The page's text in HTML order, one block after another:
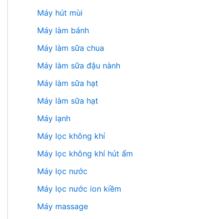
Máy hút mùi
Máy làm bánh
Máy làm sữa chua
Máy làm sữa đậu nành
Máy làm sữa hạt
Máy làm sữa hạt
Máy lạnh
Máy lọc không khí
Máy lọc không khí hút ẩm
Máy lọc nước
Máy lọc nước ion kiềm
Máy massage